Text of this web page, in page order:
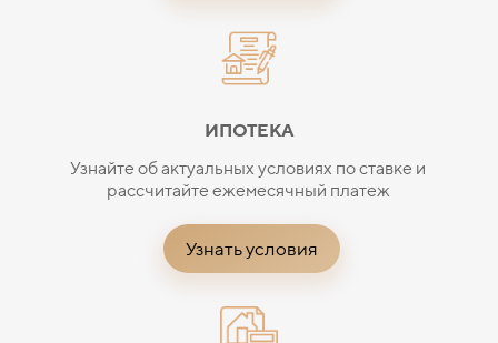
ИПОТЕКА
Узнайте об актуальных условиях по ставке и
рассчитайте ежемесячный платеж
Узнать условия